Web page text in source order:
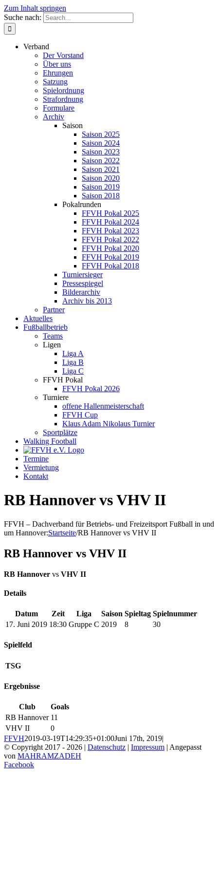
Zum Inhalt springen
Suche nach:
Verband
Der Vorstand
Über uns
Ehrungen
Satzung
Spielordnung
Strafordnung
Formulare
Archiv
Saison
Saison 2025
Saison 2024
Saison 2023
Saison 2022
Saison 2021
Saison 2020
Saison 2019
Saison 2018
Pokalrunden
FFVH Pokal 2025
FFVH Pokal 2024
FFVH Pokal 2023
FFVH Pokal 2022
FFVH Pokal 2020
FFVH Pokal 2019
FFVH Pokal 2018
Turniersieger
Pressespiegel
Bilderarchiv
Archiv bis 2013
Partner
Aktuelles
Fußballbetrieb
Teams
Ligen
Liga A
Liga B
Liga C
FFVH Pokal
FFVH Pokal 2026
Turniere
offene Hallenmeisterschaft
FFVH Cup
Klaus Adam Nikolaus Turnier
Sportplätze
Walking Football
Termine
Vermietung
Kontakt
RB Hannover vs VHV II
FFVH – Dachverband für Betriebs- und Freizeitsport Fußball in und
um Hannover:Startseite/RB Hannover vs VHV II
RB Hannover vs VHV II
RB Hannover vs VHV II
Details
Datum Zeit Liga Saison Spieltag Spielnummer
17. Juni 2019 18:30 Gruppe C 2019 8 30
Spielfeld
TSG
Ergebnisse
Club
Goals
RB Hannover 11
VHV II
0
FFVH2019-03-19T14:29:35+01:00Juni 17th, 2019|
© Copyright 2017 - 2026 | Datenschutz | Impressum | Angepasst
von MAHRAMZADEH
Facebook